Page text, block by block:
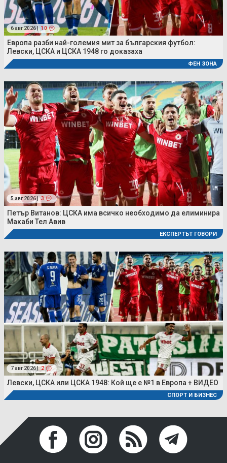
6 авг 2026 | 10
Европа разби най-големия мит за българския футбол:
Левски, ЦСКА и ЦСКА 1948 го доказаха
ФЕН ЗОНА
5 авг 2026 | 3
Петър Витанов: ЦСКА има всичко необходимо да елиминира
Макаби Тел Авив
ЕКСПЕРТЪТ ГОВОРИ
7 авг 2026 | 2
Левски, ЦСКА или ЦСКА 1948: Кой ще е №1 в Европа + ВИДЕО
СПОРТ И БИЗНЕС